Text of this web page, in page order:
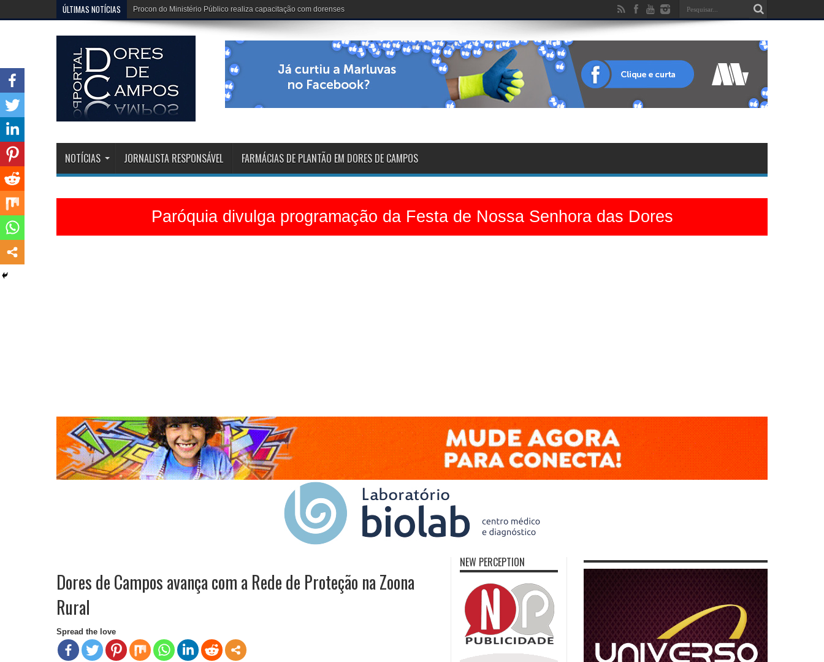
ÚLTIMAS NOTÍCIAS Dona Dirinha celebra uma marca extraordinária: 102 anos de vida
NOTÍCIAS JORNALISTA RESPONSÁVEL FARMÁCIAS DE PLANTÃO EM DORES DE CAMPOS
Paróquia divulga programação da Festa de Nossa Senhora das Dores
Dores de Campos avança com a Rede de Proteção na Zoona
Rural
Spread the love
NEW PERCEPTION